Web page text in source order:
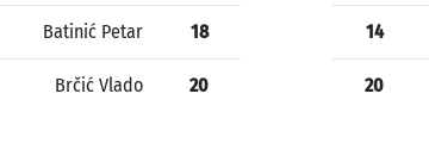
Batinić Petar 18
Brčić Vlado 20
14
20